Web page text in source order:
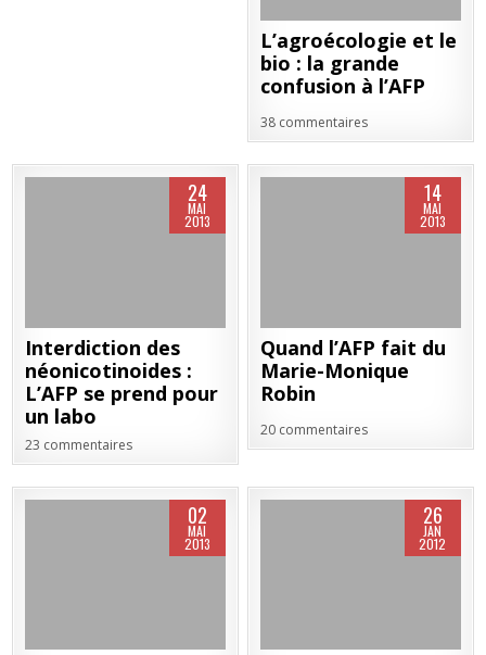
L’agroécologie et le
bio : la grande
confusion à l’AFP
38 commentaires
24
MAI
2013
Interdiction des
néonicotinoides :
L’AFP se prend pour
un labo
23 commentaires
14
MAI
2013
Quand l’AFP fait du
Marie-Monique
Robin
20 commentaires
02
MAI
2013
26
JAN
2012